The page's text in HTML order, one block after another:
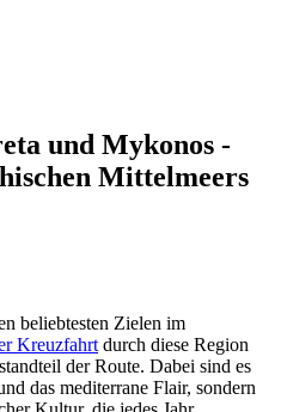
und Mykonos -
Mittelmeers
beliebtesten Zielen im
Kreuzfahrt durch diese Region
der Route. Dabei sind es
das mediterrane Flair, sondern